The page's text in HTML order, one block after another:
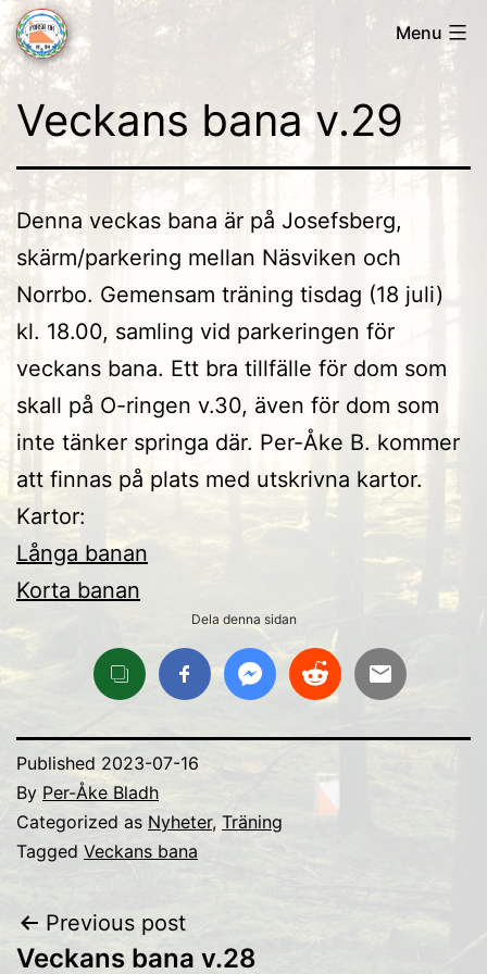
Skip
to
content
Forsa
OK
Menu
Veckans bana v.29
Denna veckas bana är på Josefsberg,
skärm/parkering mellan Näsviken och
Norrbo. Gemensam träning tisdag (18 juli)
kl. 18.00, samling vid parkeringen för
veckans bana. Ett bra tillfälle för dom som
skall på O-ringen v.30, även för dom som
inte tänker springa där. Per-Åke B. kommer
att finnas på plats med utskrivna kartor.
Kartor:
Långa banan
Korta banan
Dela denna sidan
Published 2023-07-16
By Per-Åke Bladh
Categorized as Nyheter, Träning
Tagged Veckans bana
Inläggsnavigering
Previous post
Veckans bana v.28